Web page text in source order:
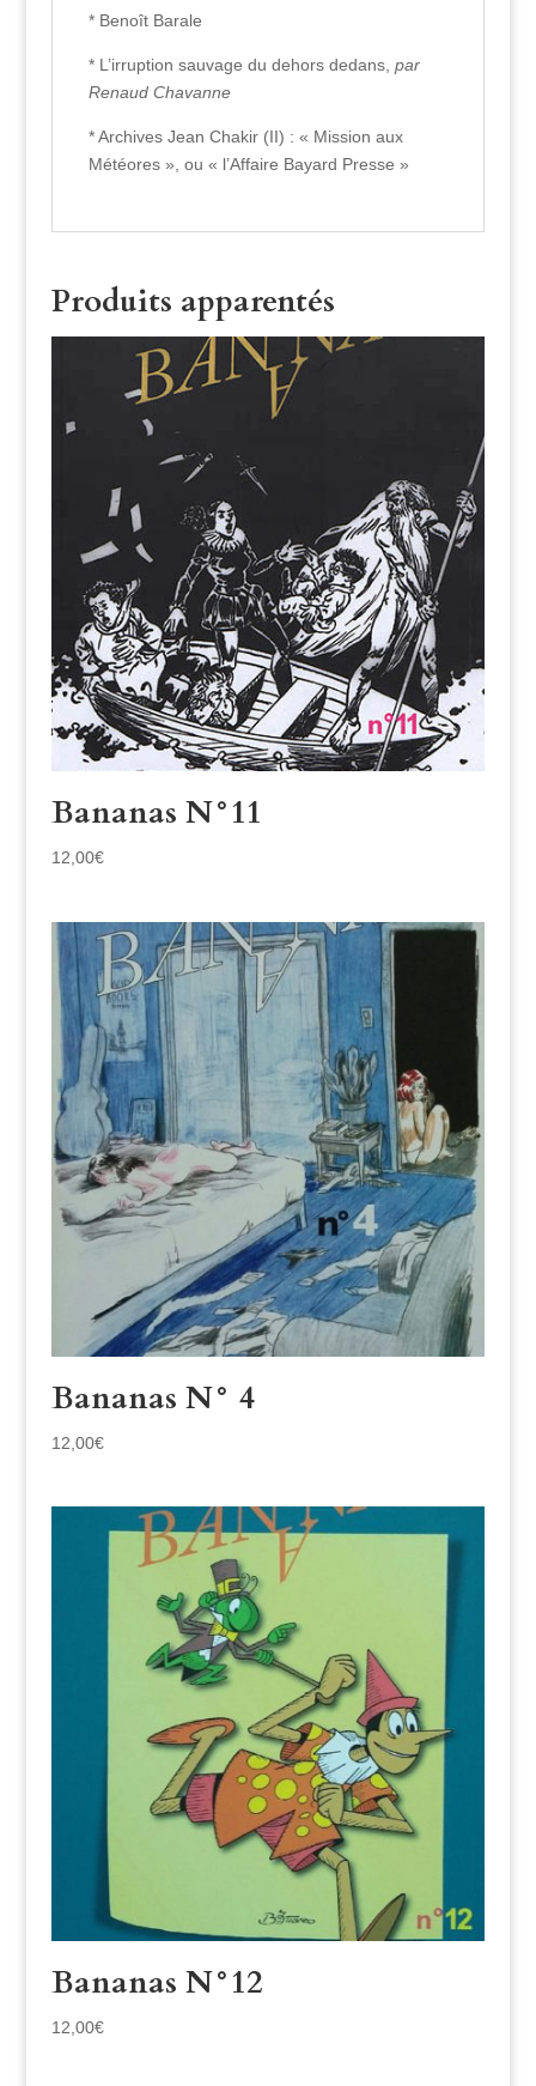
* Benoît Barale
* L’irruption sauvage du dehors dedans, par
Renaud Chavanne
* Archives Jean Chakir (II) : « Mission aux
Météores », ou « l’Affaire Bayard Presse »
Produits apparentés
Bananas N°11
12,00€
Bananas N° 4
12,00€
Bananas N°12
12,00€